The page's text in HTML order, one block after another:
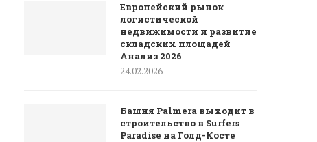
Европейский рынок
логистической
недвижимости и развитие
складских площадей
Анализ 2026
24.02.2026
Башня Palmera выходит в
строительство в Surfers
Paradise на Голд-Косте